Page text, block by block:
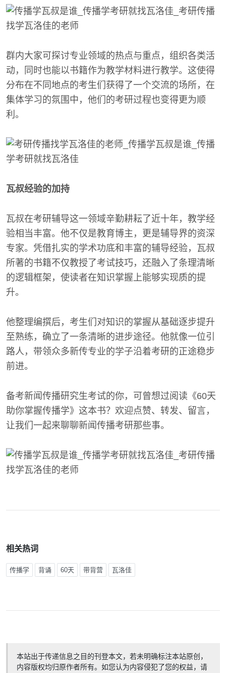
群内大家可探讨专业领域的热点与重点，组织各类活
动，同时也能以书籍作为教学材料进行教学。这使得
分布在不同地点的考生们获得了一个交流的场所，在
集体学习的氛围中，他们的考研过程也变得更为顺
利。
瓦叔经验的加持
瓦叔在考研辅导这一领域辛勤耕耘了近十年，教学经
验相当丰富。他不仅是教育博主，更是辅导界的资深
专家。凭借扎实的学术功底和丰富的辅导经验，瓦叔
所著的书籍不仅教授了考试技巧，还融入了条理清晰
的逻辑框架，使读者在知识掌握上能够实现质的提
升。
他整理编撰后，考生们对知识的掌握从基础逐步提升
至熟练，确立了一条清晰的进步途径。他就像一位引
路人，带领众多新传专业的学子沿着考研的正途稳步
前进。
备考新闻传播研究生考试的你，可曾想过阅读《60天
助你掌握传播学》这本书？欢迎点赞、转发、留言，
让我们一起来聊聊新闻传播考研那些事。
相关热词
传播学 背诵 60天 带背营 瓦洛佳
本站出于传递信息之目的刊登本文，若未明确标注本站原创，
内容版权均归原作者所有。如您认为内容侵犯了您的权益，请